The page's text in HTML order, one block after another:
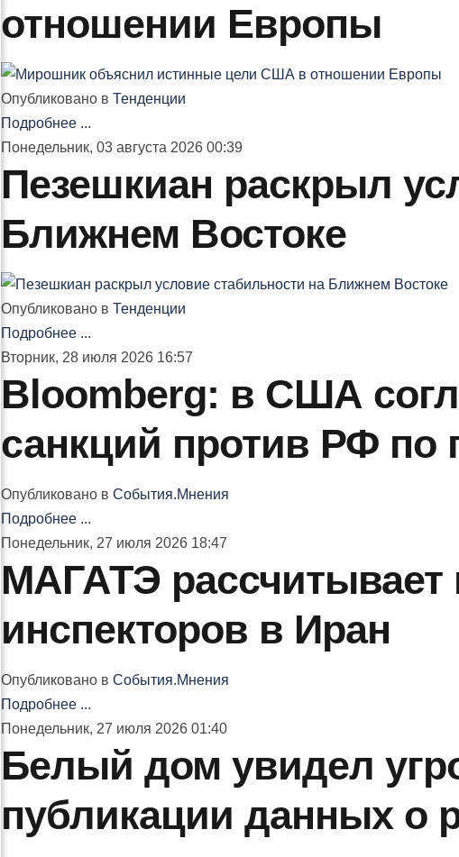
отношении Европы
Опубликовано в Тенденции
Подробнее ...
Понедельник, 03 августа 2026 00:39
Пезешкиан раскрыл
Ближнем Востоке
Опубликовано в Тенденции
Подробнее ...
Вторник, 28 июля 2026 16:57
Bloomberg: в США
санкций против РФ по
Опубликовано в События.Мнения
Подробнее ...
Понедельник, 27 июля 2026 18:47
МАГАТЭ рассчитывает
инспекторов в Иран
Опубликовано в События.Мнения
Подробнее ...
Понедельник, 27 июля 2026 01:40
Белый дом увидел
публикации данных о